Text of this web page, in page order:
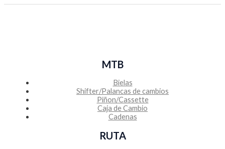
MTB
Bielas
Shifter/Palancas de cambios
Piñon/Cassette
Caja de Cambio
Cadenas
RUTA